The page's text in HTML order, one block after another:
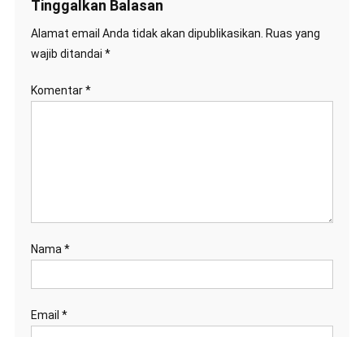
Tinggalkan Balasan
Alamat email Anda tidak akan dipublikasikan. Ruas yang
wajib ditandai *
Komentar*
Nama *
Email *